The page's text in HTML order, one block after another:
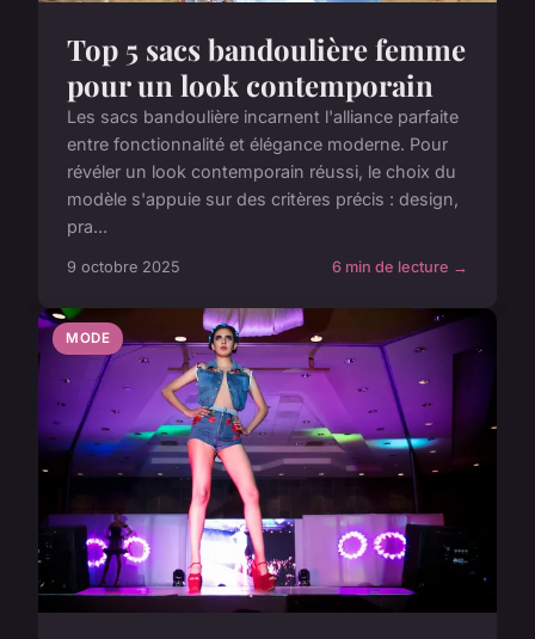
Top 5 sacs bandoulière femme
pour un look contemporain
Les sacs bandoulière incarnent l'alliance parfaite
entre fonctionnalité et élégance moderne. Pour
révéler un look contemporain réussi, le choix du
modèle s'appuie sur des critères précis : design,
pra...
9 octobre 2025 6 min de lecture →
MODE